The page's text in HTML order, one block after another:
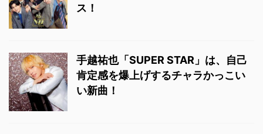
ス！
手越祐也「SUPER STAR」は、自己
肯定感を爆上げするチャラかっこい
い新曲！